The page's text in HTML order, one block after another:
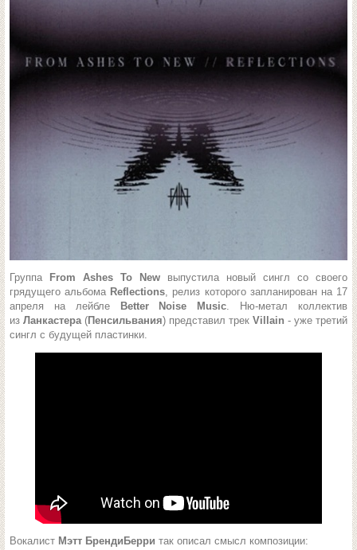
Группа From Ashes To New выпустила новый сингл со своего
грядущего альбома Reflections, релиз которого запланирован на 17
апреля на лейбле
Better Noise Music. Ню-метал коллектив
из Ланкастера(Пенсильвания) представил трек Villain - уже третий
сингл с будущей пластинки.
Вокалист Мэтт БрендиБерри так описал смысл композиции: